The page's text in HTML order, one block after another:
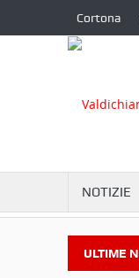
Cortona
NOTIZIE
ULTIME
Omaggio a